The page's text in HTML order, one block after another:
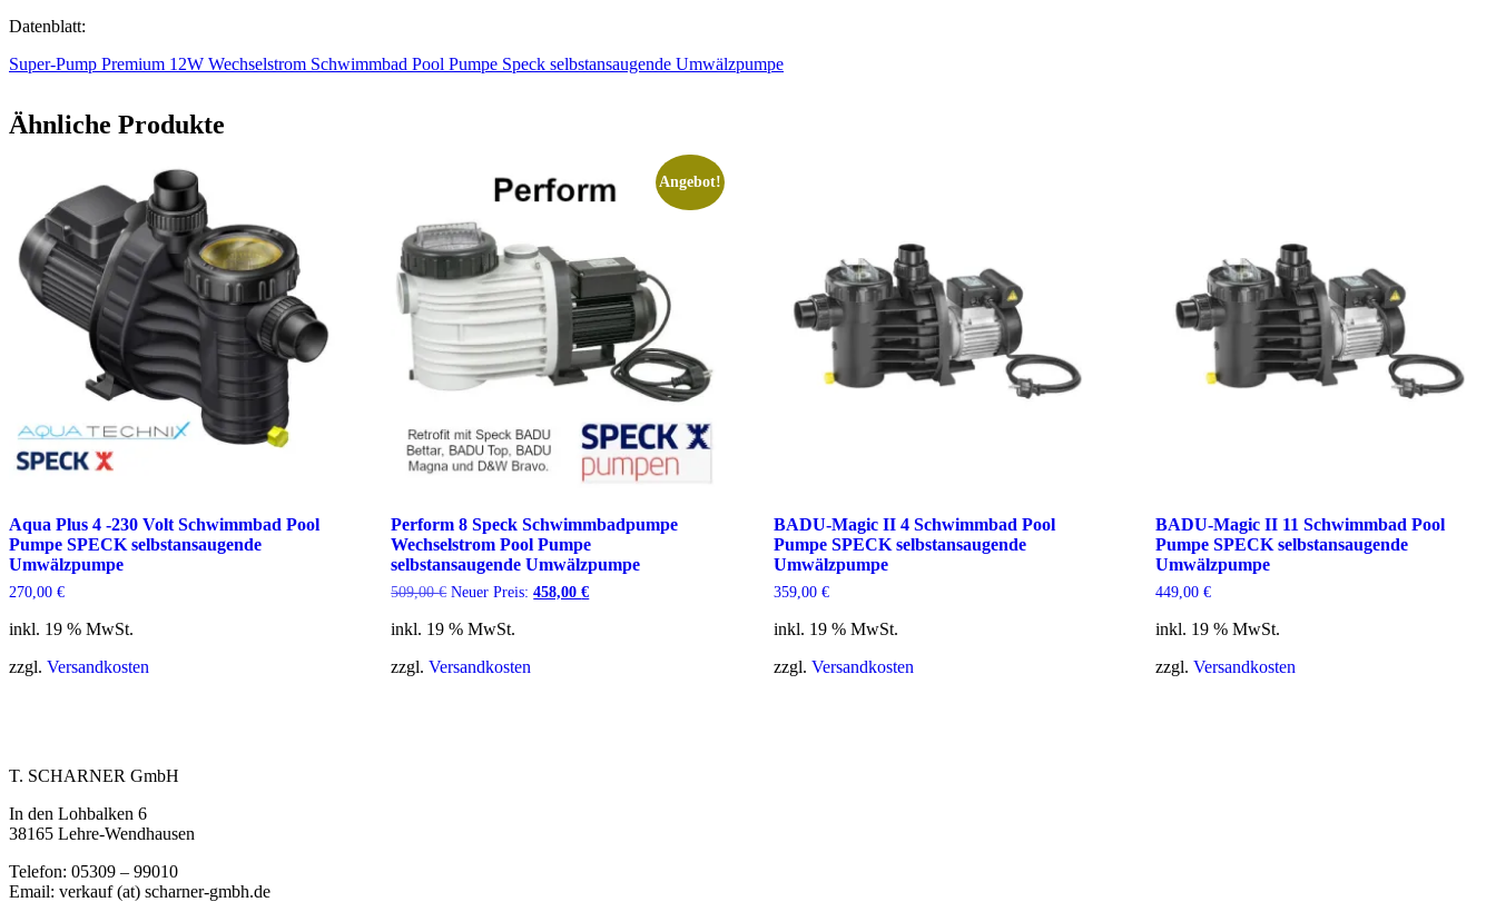
Datenblatt:
Super-Pump Premium 12W Wechselstrom Schwimmbad Pool Pumpe Speck selbstansaugende Umwälzpumpe
Ähnliche Produkte
Aqua Plus 4 -230 Volt Schwimmbad Pool
Pumpe SPECK selbstansaugende
Umwälzpumpe
270,00 €
inkl. 19 % MwSt.
zzgl. Versandkosten
Angebot!
Perform 8 Speck Schwimmbadpumpe
Wechselstrom Pool Pumpe
selbstansaugende Umwälzpumpe
509,00€ Ursprünglicher
war:
Neuer Preis: 458,00€Aktueller
inkl. 19 % MwSt.
zzgl.Versandkosten
BADU-Magic II 4 Schwimmbad Pool
Pumpe SPECK selbstansaugende
Umwälzpumpe
359,00 €
inkl. 19 % MwSt.
zzgl. Versandkosten
BADU-Magic II 11 Schwimmbad Pool
Pumpe SPECK selbstansaugende
Umwälzpumpe
449,00 €
inkl. 19 % MwSt.
zzgl. Versandkosten
T. SCHARNER GmbH
In den Lohbalken 6
38165 Lehre-Wendhausen
Telefon: 05309 – 99010
Email: verkauf (at) scharner-gmbh.de